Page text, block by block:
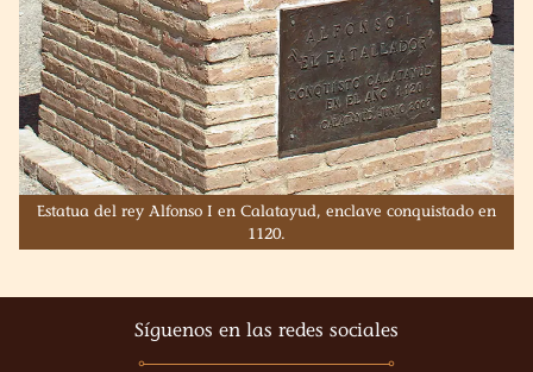
Estatua del rey Alfonso I en Calatayud, enclave conquistado en
1120.
Síguenos en las redes sociales